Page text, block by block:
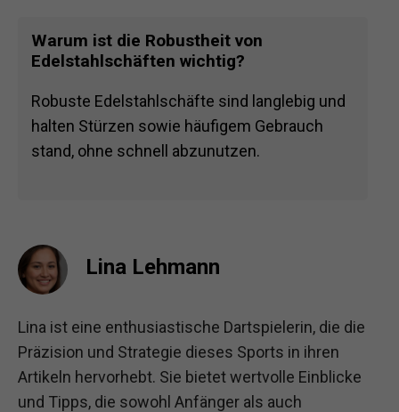
Warum ist die Robustheit von
Edelstahlschäften wichtig?
Robuste Edelstahlschäfte sind langlebig und
halten Stürzen sowie häufigem Gebrauch
stand, ohne schnell abzunutzen.
Lina Lehmann
Lina ist eine enthusiastische Dartspielerin, die die
Präzision und Strategie dieses Sports in ihren
Artikeln hervorhebt. Sie bietet wertvolle Einblicke
und Tipps, die sowohl Anfänger als auch